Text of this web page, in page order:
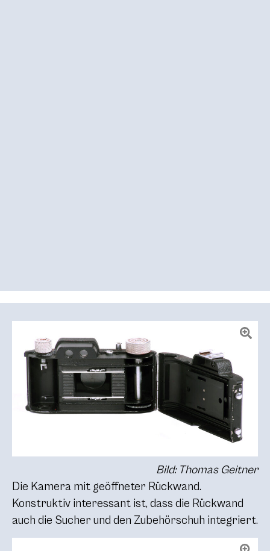
Bild: Thomas Geitner
Die Kamera mit geöffneter Rückwand.
Konstruktiv interessant ist, dass die Rückwand
auch die Sucher und den Zubehörschuh integriert.